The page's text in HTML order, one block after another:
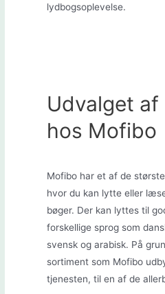
lydbogsoplevelse.
Udvalget
hos Mofibo
Mofibo har et af de
hvor du kan lytte eller
bøger. Der kan lyttes til
forskellige sprog som
svensk og arabisk. På
sortiment som Mofibo
tjenesten, til en af de